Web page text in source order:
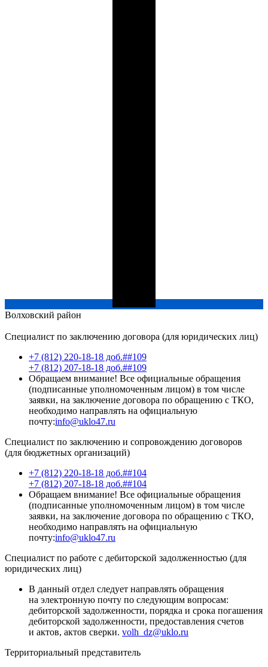
Волховский район
Специалист по заключению договора (для юридических лиц)
+7 (812) 220-18-18 доб.##109
+7 (812) 207-18-18 доб.##109
Обращаем внимание! Все официальные обращения
(подписанные уполномоченным лицом) в том числе
заявки, на заключение договора по обращению с ТКО,
необходимо направлять на официальную
почту:info@uklo47.ru
Специалист по заключению и сопровождению договоров
(для бюджетных организаций)
+7 (812) 220-18-18 доб.##104
+7 (812) 207-18-18 доб.##104
Обращаем внимание! Все официальные обращения
(подписанные уполномоченным лицом) в том числе
заявки, на заключение договора по обращению с ТКО,
необходимо направлять на официальную
почту:info@uklo47.ru
Специалист по работе с дебиторской задолженностью (для
юридических лиц)
В данный отдел следует направлять обращения
на электронную почту по следующим вопросам:
дебиторской задолженности, порядка и срока погашения
дебиторской задолженности, предоставления счетов
и актов, актов сверки. volh_dz@uklo.ru
Территориальный представитель